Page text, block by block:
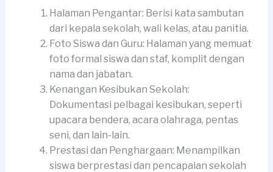
Halaman Pengantar: Berisi kata sambutan
dari kepala sekolah, wali kelas, atau panitia.
Foto Siswa dan Guru: Halaman yang memuat
foto formal siswa dan staf, komplit dengan
nama dan jabatan.
Kenangan Kesibukan Sekolah:
Dokumentasi pelbagai kesibukan, seperti
upacara bendera, acara olahraga, pentas
seni, dan lain-lain.
Prestasi dan Penghargaan: Menampilkan
siswa berprestasi dan pencapaian sekolah